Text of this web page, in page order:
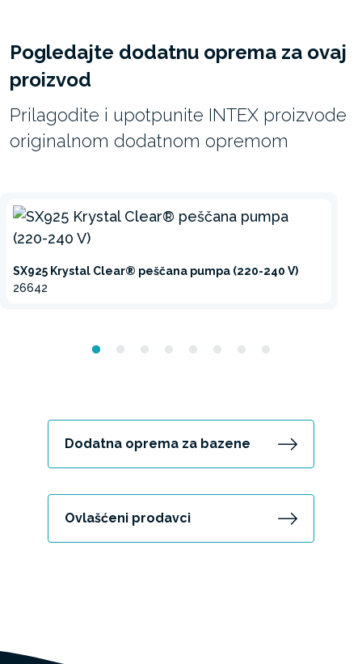
Pogledajte dodatnu oprema za ovaj
proizvod
Prilagodite i upotpunite INTEX proizvode
originalnom dodatnom opremom
SX925 Krystal Clear® peščana pumpa (220-240 V)
26642
Dodatna oprema za bazene
Ovlašćeni prodavci